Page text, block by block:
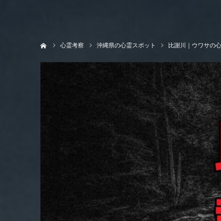
心霊考察 沖縄県の心霊スポット 比謝川｜ウワサの